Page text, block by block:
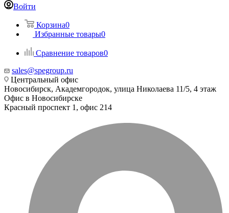
Войти
Корзина0
Избранные товары0
Сравнение товаров0
sales@spegroup.ru
Центральный офис
Новосибирск, Академгородок, улица Николаева 11/5, 4 этаж
Офис в Новосибирске
Красный проспект 1, офис 214